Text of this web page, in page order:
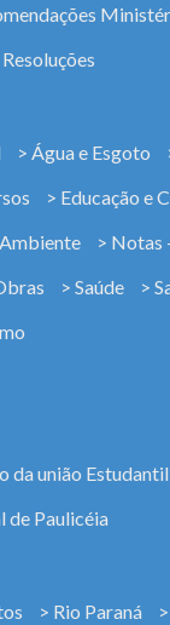
Resoluções
> Água e Esgoto
> Educação e
> Notas
> Saúde
>
da união
de Paulicéia
> Rio Paraná